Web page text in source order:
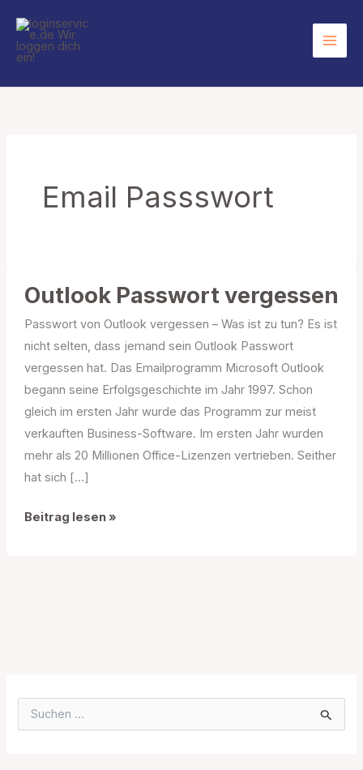
Inhalt
springen
Email Passswort
Outlook Passwort vergessen
Passwort von Outlook vergessen – Was ist zu tun? Es ist
nicht selten, dass jemand sein Outlook Passwort
vergessen hat. Das Emailprogramm Microsoft Outlook
begann seine Erfolgsgeschichte im Jahr 1997. Schon
gleich im ersten Jahr wurde das Programm zur meist
verkauften Business-Software. Im ersten Jahr wurden
mehr als 20 Millionen Office-Lizenzen vertrieben. Seither
hat sich […]
Outlook
Beitrag lesen »